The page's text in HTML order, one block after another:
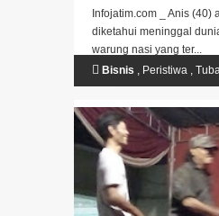
Infojatim.com _ Anis (40)
diketahui meninggal
warung nasi yang ter...
Bisnis , Peristiwa ,